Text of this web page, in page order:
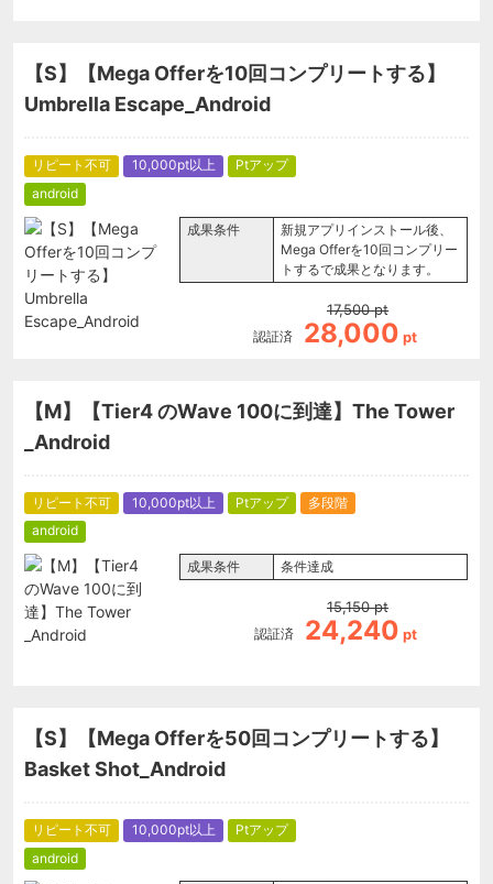
【S】【Mega Offerを10回コンプリートする】
Umbrella Escape_Android
リピート不可 10,000pt以上
Ptアップ
android
成果条件
新規アプリインストール後、
Mega Offerを10回コンプリー
トするで成果となります。
認証済
17,500 pt
28,000 pt
【M】【Tier4 のWave 100に到達】The Tower
_Android
リピート不可 10,000pt以上 Ptアップ
多段階
android
成果条件 条件達成
認証済
15,150 pt
24,240 pt
【S】【Mega Offerを50回コンプリートする】
Basket Shot_Android
リピート不可 10,000pt以上
Ptアップ
android